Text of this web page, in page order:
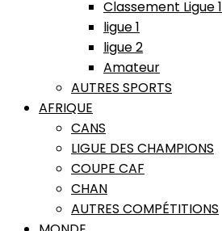
Classement Ligue 1
ligue 1
ligue 2
Amateur
AUTRES SPORTS
AFRIQUE
CANS
LIGUE DES CHAMPIONS
COUPE CAF
CHAN
AUTRES COMPÉTITIONS